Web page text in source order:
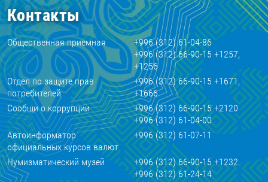
Контакты
Общественная приемная
+996 (312) 61-04-86
+996 (312) 66-90-15 +1257,
+1256
Отдел по защите прав
потребителей
+996 (312) 66-90-15 +1671,
+1666
Сообщи о коррупции
+996 (312) 66-90-15 +2120
+996 (312) 61-04-00
Автоинформатор
официальных курсов валют
+996 (312) 61-07-11
Нумизматический музей
+996 (312) 66-90-15 +1232
+996 (312) 61-24-14